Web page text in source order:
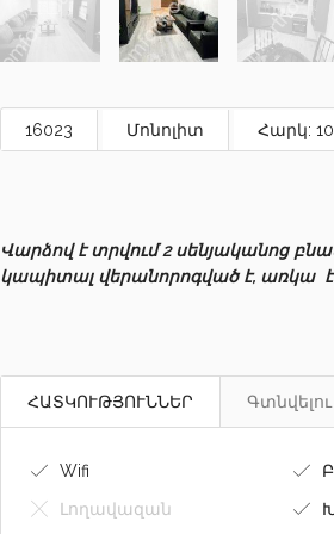
16023 Մոնոլիտ Հարկ:
Վարձով է տրվում 2 սենյականոց
կապիտալ վերանորոգված է, առկա
ՀԱՏԿՈՒԹՅՈՒՆՆԵՐ
Wifi
Լողավազան